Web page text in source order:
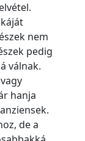
nem
pedig
válnak.
hanja
de a